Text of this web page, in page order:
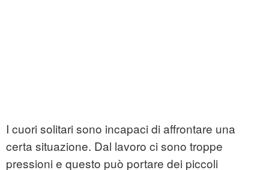
I cuori solitari sono incapaci di affrontare una
certa situazione. Dal lavoro ci sono troppe
pressioni e questo può portare dei piccoli